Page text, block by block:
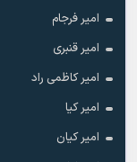
امیر فرجام
امیر قنبری
امیر کاظمی راد
امیر کیا
امیر کیان